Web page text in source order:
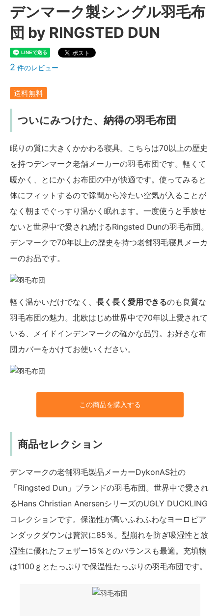
デンマーク製シングル羽毛布
団 by RINGSTED DUN
2 件のレビュー
送料無料
ついにみつけた、納得の羽毛布団
眠りの質に大きくかかわる寝具。こちらは70以上の歴史
を持つデンマーク老舗メーカーの羽毛布団です。軽くて
暖かく、とにかくお布団の中が快適です。使ってみると
体にフィットするので隙間から冷たい空気が入ることが
なく朝までぐっすり温かく眠れます。一度使うと手放せ
ないと世界中で愛され続けるRingsted Dunの羽毛布団。
デンマークで70年以上の歴史を持つ老舗羽毛寝具メーカ
ーのお品です。
軽く温かいだけでなく、 長く長く愛用できるのも良質な
羽毛布団の魅力。北欧はじめ世界中で70年以上愛されて
いる、メイドインデンマークの確かな品質。お好きな布
団カバーをかけてお使いください。
この商品を購入する
商品セレクション
デンマークの老舗羽毛製品メーカーDykonAS社の
「Ringsted Dun」ブランドの羽毛布団。世界中で愛され
るHans Christian AnersenシリーズのUGLY DUCKLING
コレクションです。保湿性が高いふわふわなヨーロピア
ンダックダウンは贅沢に85％。型崩れを防ぎ吸湿性と放
湿性に優れたフェザー15％とのバランスも最適。充填物
は1100ｇとたっぷりで保温性たっぷりの羽毛布団です。